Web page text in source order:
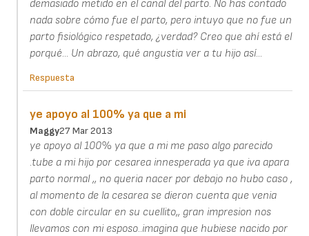
demasiado metido en el canal del parto. No has contado
nada sobre cómo fue el parto, pero intuyo que no fue un
parto fisiológico respetado, ¿verdad? Creo que ahí está el
porqué... Un abrazo, qué angustia ver a tu hijo así...
Respuesta
ye apoyo al 100% ya que a mi
Maggy27 Mar 2013
ye apoyo al 100% ya que a mi me paso algo parecido
.tube a mi hijo por cesarea innesperada ya que iva apara
parto normal ,, no queria nacer por debajo no hubo caso ,
al momento de la cesarea se dieron cuenta que venia
con doble circular en su cuellito,, gran impresion nos
llevamos con mi esposo..imagina que hubiese nacido por